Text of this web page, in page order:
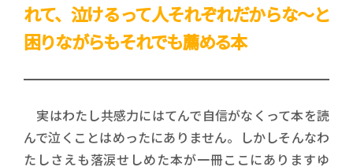
れて、泣けるって人それぞれだからな〜と
困りながらもそれでも薦める本
実はわたし共感力にはてんで自信がなくって本を読
んで泣くことはめったにありません。しかしそんなわ
たしさえも落涙せしめた本が一冊ここにありますゆ